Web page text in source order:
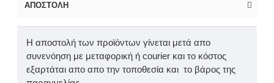
ΑΠΟΣΤΟΛΉ
Η αποστολή των προϊόντων γίνεται μετά απο
συνενόηση με μεταφορική ή courier και το κόστος
εξαρτάται απο απο την τοποθεσία και το βάρος της